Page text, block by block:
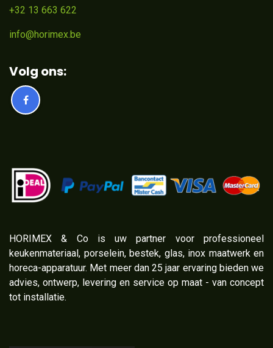
+32 13 663 622
info@horimex.be
Volg ons:
​HORIMEX & Co is uw partner voor professioneel
keukenmateriaal, porselein, bestek, glas, inox maatwerk en
horeca-apparatuur. Met meer dan 25 jaar ervaring bieden we
advies, ontwerp, levering en service op maat - van concept
tot installatie.